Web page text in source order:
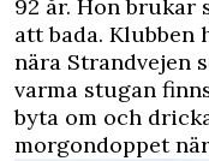
92 år. Hon
att bada. Klubben
nära Strandvejen
varma stugan
byta om och
morgondoppet